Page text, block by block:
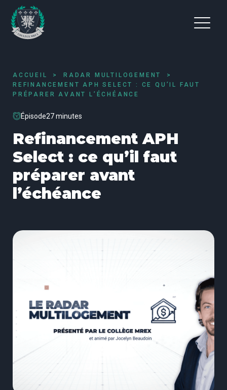
ACCUEIL
RADAR MULTILOGEMENT
REFINANCEMENT APH SELECT : CE QU’IL FAUT
PRÉPARER AVANT L’ÉCHÉANCE
Épisode27 minutes
Refinancement APH
Select : ce qu’il faut
préparer avant
l’échéance